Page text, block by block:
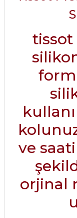
tissot
ve
orjinal